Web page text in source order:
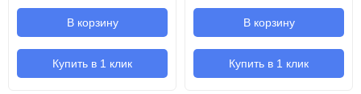
В корзину
Купить в 1 клик
В корзину
Купить в 1 клик